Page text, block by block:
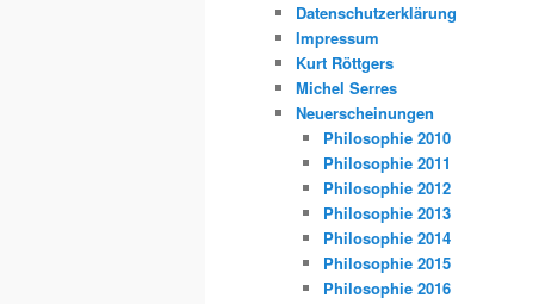
Datenschutzerklärung
Impressum
Kurt Röttgers
Michel Serres
Neuerscheinungen
Philosophie 2010
Philosophie 2011
Philosophie 2012
Philosophie 2013
Philosophie 2014
Philosophie 2015
Philosophie 2016